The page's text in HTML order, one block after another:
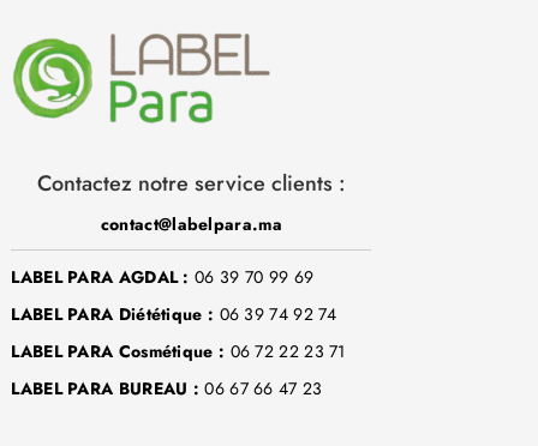
Contactez notre service clients :
contact@labelpara.ma
LABEL PARA AGDAL : 06 39 70 99 69
LABEL PARA Diététique : 06 39 74 92 74
LABEL PARA Cosmétique : 06 72 22 23 71
LABEL PARA BUREAU : 06 67 66 47 23